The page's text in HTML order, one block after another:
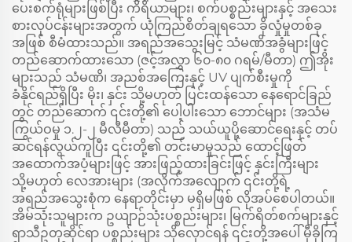
ပေးစက်ရုံများဖြစ်ပြီး ကိရိယာများ၊ စက်ပစ္စည်းများနှင့် အသေး
စားလုပ်ငန်းများအတွက် ယုံကြည်စိတ်ချရသော ခိုလှုံမှုတစ်ခု
အဖြစ် စီမံထားသည်။ အရည်အသွေးမြင့် သံမဏိအခွံများဖြင့်
တည်ဆောက်ထားသော (ဇင့်အလွှာ ၆၀-၈၀ ဂရမ်/မီတာ) ဤအိုး
များသည် သံမဏိ၊ အညစ်အကြေးနှင့် UV ပျက်စီးမှုကို
ခံနိုင်ရည်ရှိပြီး မိုး၊ နှင်း သို့မဟုတ် ပြင်းထန်သော နေရောင်ခြည်
တွင် တည်ဆောက် ၎င်းတို့၏ ပေါ့ပါးသော ဘောင်များ (အသံမ
ကြွယ်ဝမှု ၁.၂-၂ မီလီမီတာ) သည် သယ်ယူပို့ဆောင်ရေးနှင့် တပ်
ဆင်ရန်လွယ်ကူပြီး ၎င်းတို့၏ တင်းမာမှုသည် ထောင့်ဖြတ်
အထောက်အပံ့များဖြင့် အားဖြည့်ထားခြင်းဖြင့် နှင်းကြီးများ
သို့မဟုတ် လေအားများ (အလိုက်အလျောက် ၎င်းတို့ရဲ့
အရည်အသွေးစုံက နေရာတိုင်းမှာ မရှိမဖြစ် လိုအပ်စေပါတယ်။
အိမ်သုံးသူများက ဥယျာဉ်သုံးပစ္စည်းများ၊ မြက်ရိတ်စက်များနှင့်
ရာသီဥတုဆိုင်ရာ ပစ္စည်းများ သိုလှောင်ရန် ၎င်းတို့အပေါ် မှီခိုကြ